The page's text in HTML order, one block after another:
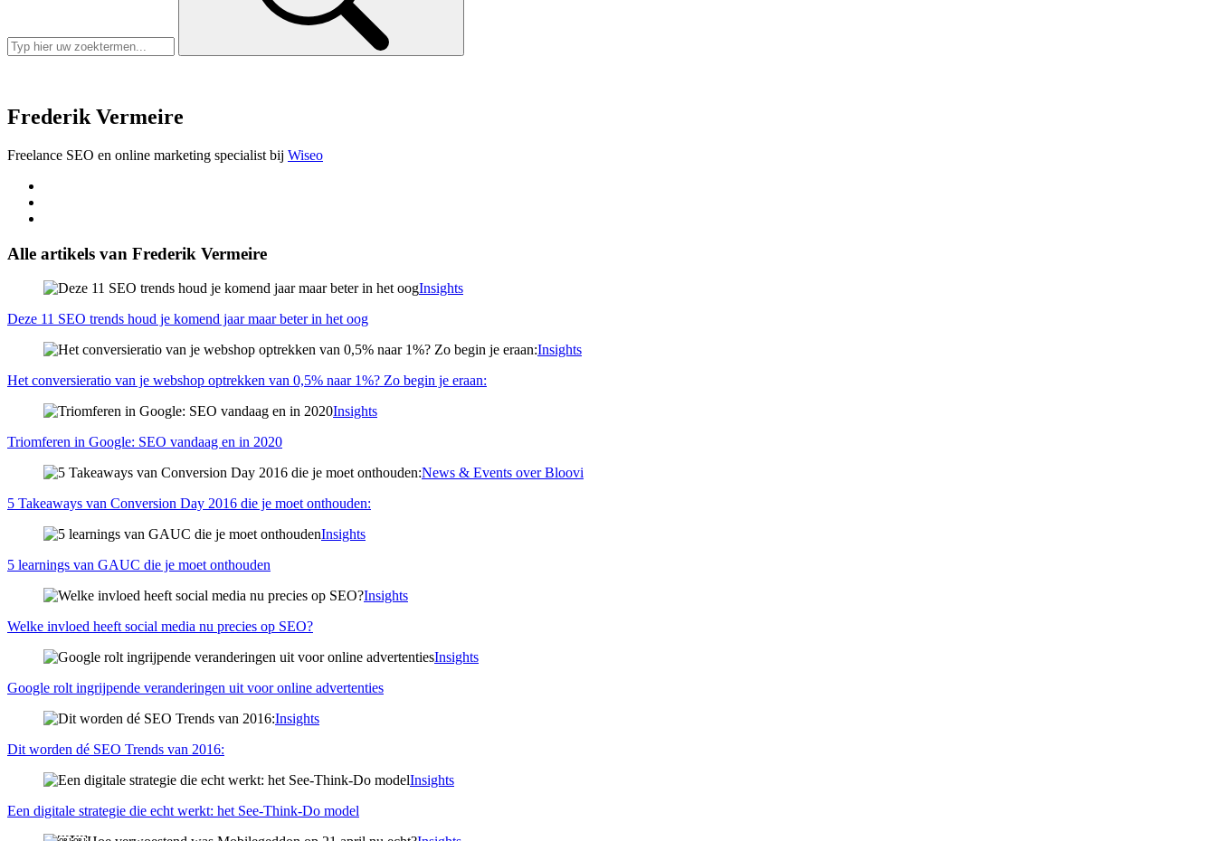
Frederik Vermeire
Freelance SEO en online marketing specialist bij Wiseo
Alle artikels van Frederik Vermeire
Insights
Deze 11 SEO trends houd je komend jaar maar beter in het oog
Insights
Het conversieratio van je webshop optrekken van 0,5% naar 1%? Zo begin je eraan:
Insights
Triomferen in Google: SEO vandaag en in 2020
News & Events over Bloovi
5 Takeaways van Conversion Day 2016 die je moet onthouden:
Insights
5 learnings van GAUC die je moet onthouden
Insights
Welke invloed heeft social media nu precies op SEO?
Insights
Google rolt ingrijpende veranderingen uit voor online advertenties
Insights
Dit worden dé SEO Trends van 2016:
Insights
Een digitale strategie die echt werkt: het See-Think-Do model